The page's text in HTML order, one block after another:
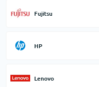
Fujitsu
HP
Lenovo